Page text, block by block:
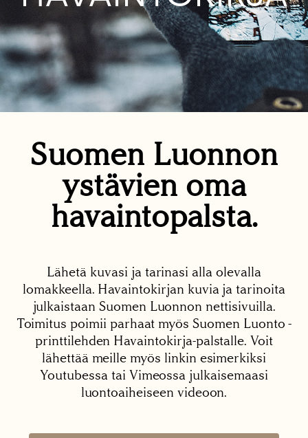
Suomen Luonnon
ystävien oma
havaintopalsta.
Lähetä kuvasi ja tarinasi alla olevalla
lomakkeella. Havaintokirjan kuvia ja tarinoita
julkaistaan Suomen Luonnon nettisivuilla.
Toimitus poimii parhaat myös Suomen Luonto -
printtilehden Havaintokirja-palstalle. Voit
lähettää meille myös linkin esimerkiksi
Youtubessa tai Vimeossa julkaisemaasi
luontoaiheiseen videoon.